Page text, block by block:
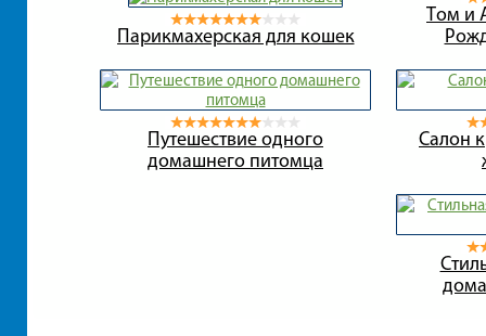
Парикмахерская для кошек
Том и
Путешествие одного
домашнего питомца
Салон